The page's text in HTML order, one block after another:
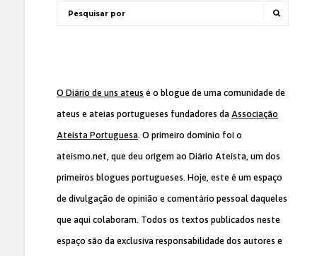
O Diário de uns ateus é o blogue de uma comunidade de
ateus e ateias portugueses fundadores da Associação
Ateísta Portuguesa. O primeiro domínio foi o
ateismo.net, que deu origem ao Diário Ateísta, um dos
primeiros blogues portugueses. Hoje, este é um espaço
de divulgação de opinião e comentário pessoal daqueles
que aqui colaboram. Todos os textos publicados neste
espaço são da exclusiva responsabilidade dos autores e